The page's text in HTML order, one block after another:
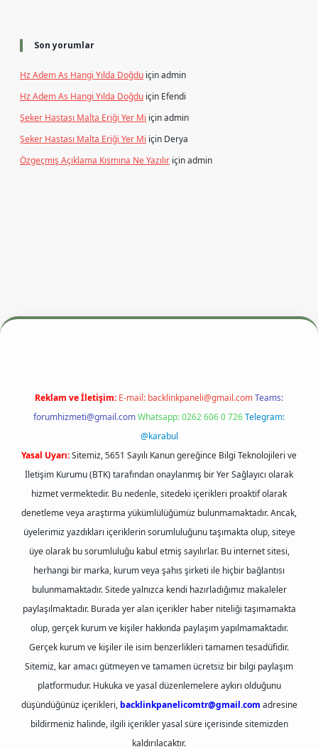
Son yorumlar
Hz Adem As Hangi Yılda Doğdu içinadmin
Hz Adem As Hangi Yılda Doğdu için Efendi
Şeker Hastası Malta Eriği Yer Mi içinadmin
Şeker Hastası Malta Eriği Yer Mi için Derya
Özgeçmiş Açıklama Kısmına Ne Yazılır içinadmin
betexper.xyzm elexbet
Reklam ve İletişim: E-mail: backlinkpaneli@gmail.comTeams:
forumhizmeti@gmail.comWhatsapp: 0262 606 0 726Telegram:
@karabul
Yasal Uyarı:Sitemiz, 5651 Sayılı Kanun gereğince Bilgi Teknolojileri ve
İletişim Kurumu (BTK) tarafından onaylanmış bir Yer Sağlayıcı olarak
hizmet vermektedir. Bu nedenle, sitedeki içerikleri proaktif olarak
denetleme veya araştırma yükümlülüğümüz bulunmamaktadır. Ancak,
üyelerimiz yazdıkları içeriklerin sorumluluğunu taşımakta olup, siteye
üye olarak bu sorumluluğu kabul etmiş sayılırlar. Bu internet sitesi,
herhangi bir marka, kurum veya şahıs şirketi ile hiçbir bağlantısı
bulunmamaktadır. Sitede yalnızca kendi hazırladığımız makaleler
paylaşılmaktadır. Burada yer alan içerikler haber niteliği taşımamakta
olup, gerçek kurum ve kişiler hakkında paylaşım yapılmamaktadır.
Gerçek kurum ve kişiler ile isim benzerlikleri tamamen tesadüfidir.
Sitemiz, kar amacı gütmeyen ve tamamen ücretsiz bir bilgi paylaşım
platformudur. Hukuka ve yasal düzenlemelere aykırı olduğunu
düşündüğünüz içerikleri, backlinkpanelicomtr@gmail.com adresine
bildirmeniz halinde, ilgili içerikler yasal süre içerisinde sitemizden
kaldırılacaktır.